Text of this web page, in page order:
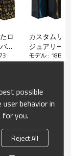
ロ
ッ
、
カスタムリ
ジュアリー
ギフトバッ
モデル :
possible
behavior in
you.
Reject All